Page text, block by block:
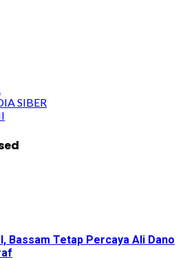
SIBER
Bassam Tetap Percaya Ali Dano